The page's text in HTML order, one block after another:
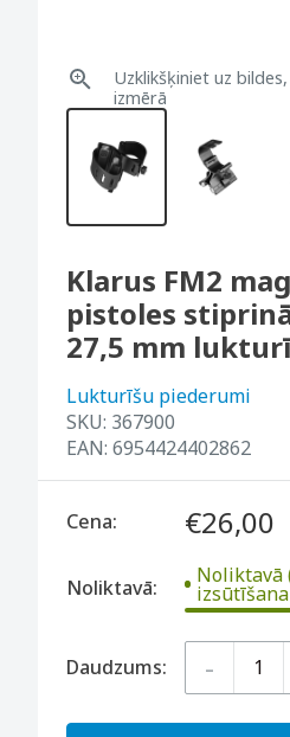
Uzklikšķiniet uz
izmērā
Klarus FM2
pistoles
27,5 mm
Lukturīšu piederumi
SKU: 367900
EAN: 6954424402862
Cena: €26,00
Noliktavā:
Noliktavā
izsūtīšana
Daudzums: -